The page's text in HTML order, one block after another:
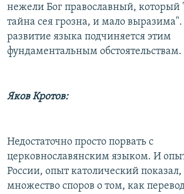
нежели Бог православный, который
тайна сея грозна, и мало
развитие языка подчиняется этим
фундаментальным обстоятельствам.
Яков Кротов:
Недостаточно просто порвать с
церковнославянским языком. И
России, опыт католический
множество споров о том, как